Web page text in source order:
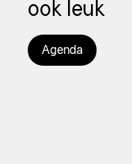
ook leuk
Agenda